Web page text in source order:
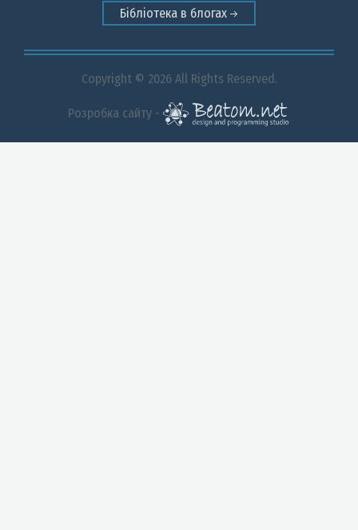
Бібліотека в блогах
Copyright © 2026 All Rights Reserved.
Розробка сайту -